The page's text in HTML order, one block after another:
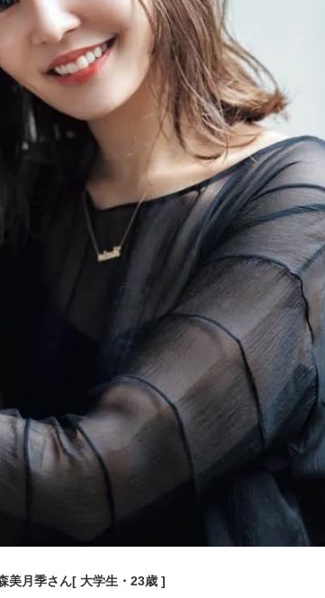
美月季さん[ 大学生・23歳 ]